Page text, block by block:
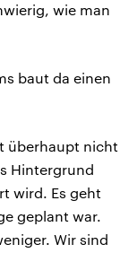
wie man
baut da einen
überhaupt nicht
Hintergrund
wird. Es geht
geplant war.
Wir sind